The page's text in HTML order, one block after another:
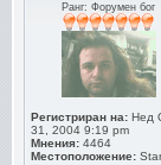
Ранг: Форумен бог
Регистриран на: Нед
31, 2004 9:19 pm
Мнения: 4464
Местоположение: